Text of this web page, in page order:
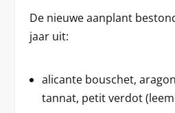
De nieuwe aanplant
jaar uit:
alicante bouschet,
tannat, petit verdot